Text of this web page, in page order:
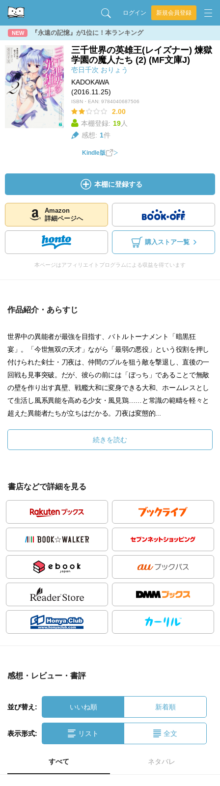
ログイン 新規会員登録
NEW 『永遠の記憶』が1位に！本ランキング
三千世界の英雄王(レイズナー) 煉獄
学園の魔人たち (2) (MF文庫J)
壱日千次 おりょう
KADOKAWA
(2016.11.25)
ISBN・EAN: 9784040687506
2.00
本棚登録: 19人
感想: 1件
Kindle版
本棚に登録する
Amazon
詳細ページへ
購入ストア一覧
本ページはアフィリエイトプログラムによる収益を得ています
作品紹介・あらすじ
世界中の異能者が最強を目指す、バトルトーナメント「暗黒狂
宴」。「今世無双の天才」ながら「最弱の悪役」という役割を押し
付けられた剣士・刀夜は、仲間のプルを狙う敵を撃退し、直後の一
回戦も見事突破。だが、彼らの前には「ぼっち」であることで無敵
の壁を作り出す真壁、戦艦大和に変身できる大和、ホームレスとし
て生活し風系異能を高める少女・風見鶏……と常識の範疇を軽々と
超えた異能者たちが立ちはだかる。刀夜は変態的...
続きを読む
書店などで詳細を見る
感想・レビュー・書評
並び替え: いいね順 新着順
表示形式: リスト 全文
すべて ネタバレ